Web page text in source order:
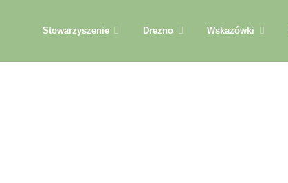
Stowarzyszenie Drezno Wskazówki